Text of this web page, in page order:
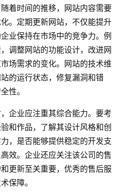
着时间的推移，网站内容需要
。定期更新网站，不仅能提升
业保持在市场中的竞争力。例
调整网站的功能设计，改进网
场需求的变化。网站的技术维
的运行状态，修复漏洞和错
性。
企业应注重其综合能力。要考
和作品，了解其设计风格和创
，是否能够提供稳定的开发支
效。企业还应关注该公司的售
更新至关重要，优秀的售后服
保障。